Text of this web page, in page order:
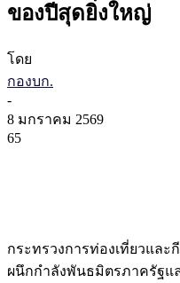
ของปีสุดยิ่งใหญ่
โดย
กองบก.
-
8 มกราคม 2569
65
กระทรวงการท่องเที่ยวและ
ผนึกกำลังพันธมิตรภาครัฐแ